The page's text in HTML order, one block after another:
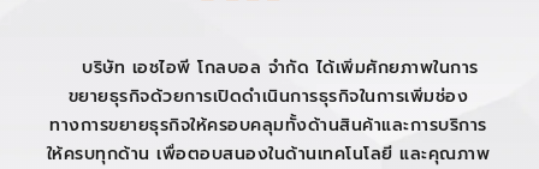
บริษัท เอชไอพี โกลบอล จำกัด ได้เพิ่มศักยภาพในการ
ขยายธุรกิจด้วยการเปิดดำเนินการธุรกิจในการเพิ่มช่อง
ทางการขยายธุรกิจให้ครอบคลุมทั้งด้านสินค้าและการบริการ
ให้ครบทุกด้าน เพื่อตอบสนองในด้านเทคโนโลยี และคุณภาพ